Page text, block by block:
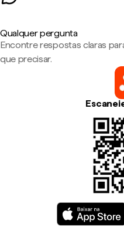
Qualquer pergunta
Encontre respostas claras
que precisar.